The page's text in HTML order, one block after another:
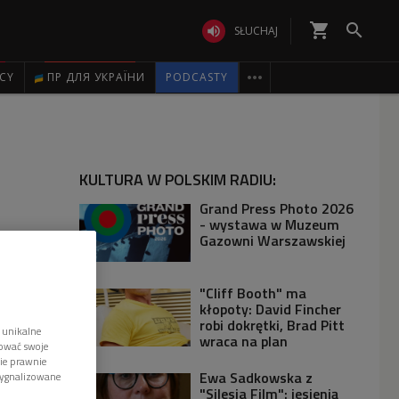
 SŁUCHAJ shopping_cart 
ПР ДЛЯ УКРАЇНИ PODCASTY 
KULTURA W POLSKIM RADIU:
Grand Press Photo 2026
- wystawa w Muzeum
Gazowni Warszawskiej
"Cliff Booth" ma
kłopoty: David Fincher
robi dokrętki, Brad Pitt
wraca na plan
Ewa Sadkowska z
"Silesia Film": jesienią
swoje
prawnie